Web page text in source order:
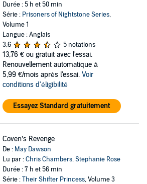
Durée : 5 h et 50 min
Série : Prisoners of Nightstone Series,
Volume 1
Langue : Anglais
3,6
5 notations
13,76 € ou gratuit avec l'essai.
Renouvellement automatique à
5,99 €/mois après l'essai. Voir
conditions d'éligibilité
Essayez Standard gratuitement
Coven’s Revenge
De : May Dawson
Lu par :Chris Chambers,Stephanie Rose
Durée : 7 h et 56 min
Série :Their Shifter Princess, Volume 3